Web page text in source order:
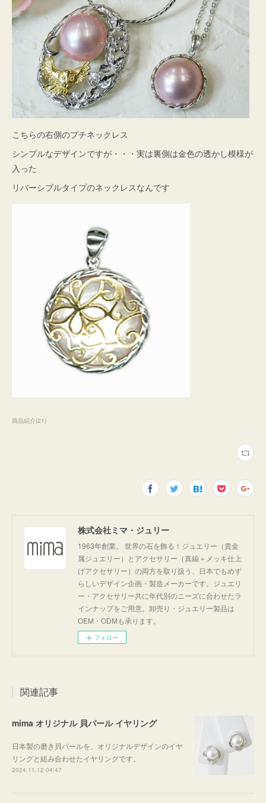
こちらの右側のプチネックレス
シンプルなデザインですが・・・実は裏側は金色の透かし模様が
入った
リバーシブルタイプのネックレスなんです
商品紹介(21)
株式会社ミマ・ジュリー
1963年創業。 世界の石を飾る！ジュエリー（貴金
属ジュエリー）とアクセサリー（真鍮＋メッキ仕上
げアクセサリー）の両方を取り扱う、日本でもめず
らしいデザイン企画・製造メーカーです。ジュエリ
ー・アクセサリー共に年代別のニーズに合わせたラ
インナップをご用意。卸売り・ジュエリー製品は
OEM・ODMも承ります。
フォロー
関連記事
mima オリジナル 貝パール イヤリング
日本製の磨き貝パールを、オリジナルデザインのイヤ
リングと組み合わせたイヤリングです。
2024.11.12 04:47